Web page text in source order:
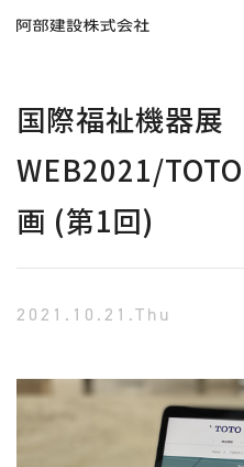
国際福祉機器展
WEB2021/
画 (第1回)
2021.10.21.Thu